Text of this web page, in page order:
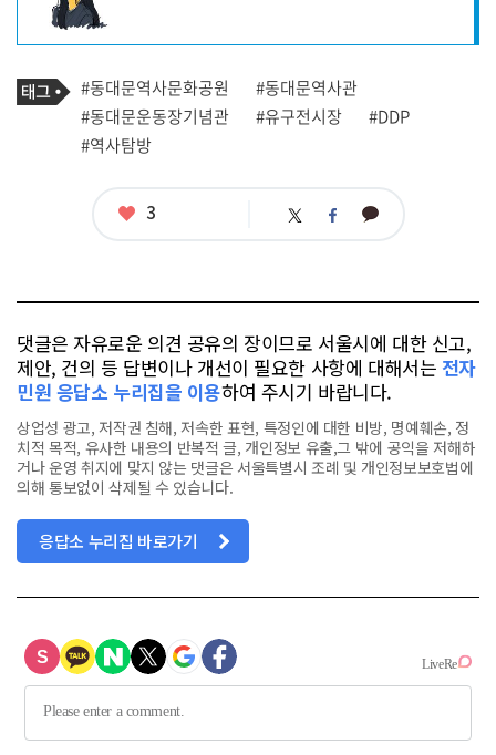
프
필 기
사
관
련
태
태
그
#동대문역사문화공원
#동대문역사관
#동대문운동장기념관
#유구전시장
#DDP
#역사탐방
좋
3 트 페 카
댓글은 자유로운 의견 공유의 장이므로 서울시에 대한 신고,
제안, 건의 등 답변이나 개선이 필요한 사항에 대해서는 전자
민원 응답소 누리집을 이용하여 주시기 바랍니다.
상업성 광고, 저작권 침해, 저속한 표현, 특정인에 대한 비방, 명예훼손, 정
치적 목적, 유사한 내용의 반복적 글, 개인정보 유출,그 밖에 공익을 저해하
거나 운영 취지에 맞지 않는 댓글은 서울특별시 조례 및 개인정보보호법에
의해 통보없이 삭제될 수 있습니다.
응답소 누리집 바로가기